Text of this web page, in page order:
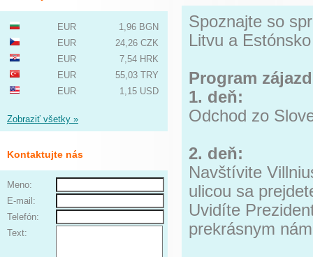
EUR
1,96 BGN
EUR
24,26 CZK
EUR
7,54 HRK
EUR
55,03 TRY
EUR
1,15 USD
Zobraziť všetky »
Kontaktujte nás
Meno:
E-mail:
Telefón:
Text:
Spoznajte so
Litvu a
Program
1. deň:
Odchod zo
2. deň:
Navštívite
ulicou sa
Uvidíte
prekrásnym